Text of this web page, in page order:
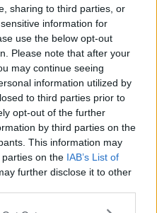
sharing to third parties, or
information for
use the below opt-out
Please note that after your
may continue seeing
information utilized by
to third parties prior to
opt-out of the further
by third parties on the
This information may
on the IAB’s List of
further disclose it to other
e la testardaggine
per la Pace
della politica
intergenerazionale
e ai loro vassalli
di St James?
vinca il No
continuare a guardare San
o consuma i riti collettivi
a guerra civile